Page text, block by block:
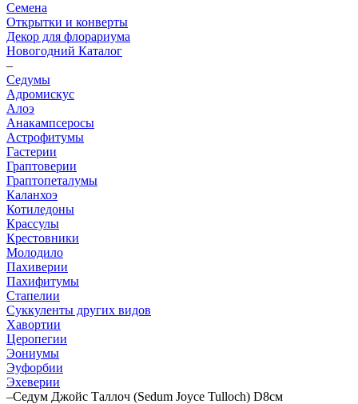
Семена
Открытки и конверты
Декор для флорариума
Новогодний Каталог
–
Седумы
Адромискус
Алоэ
Анакампсеросы
Астрофитумы
Гастерии
Граптоверии
Граптопеталумы
Каланхоэ
Котиледоны
Крассулы
Крестовники
Молодило
Пахиверии
Пахифитумы
Стапелии
Суккуленты других видов
Хавортии
Церопегии
Эониумы
Эуфорбии
Эхеверии
–Седум Джойс Таллоч (Sedum Joyce Tulloch) D8см